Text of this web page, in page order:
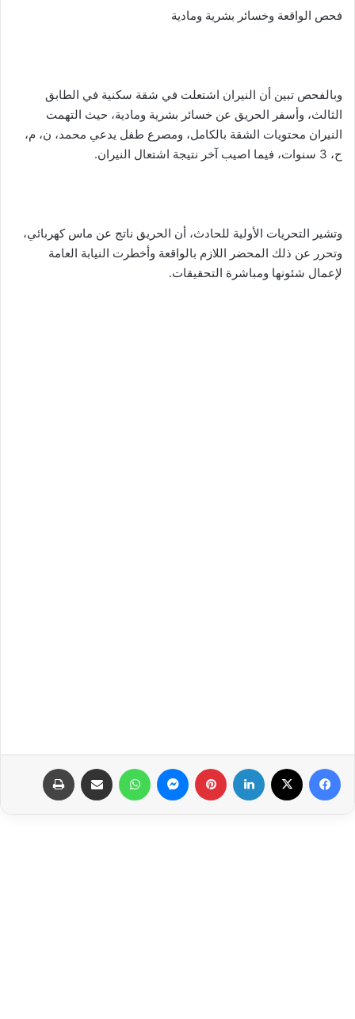
فحص الواقعة وخسائر بشرية ومادية
وبالفحص تبين أن النيران اشتعلت في شقة سكنية في الطابق
الثالث، وأسفر الحريق عن خسائر بشرية ومادية، حيث التهمت
النيران محتويات الشقة بالكامل، ومصرع طفل يدعي محمد، ن، م،
ح، 3 سنوات، فيما اصيب آخر نتيجة اشتعال النيران.
وتشير التحريات الأولية للحادث، أن الحريق ناتج عن ماس كهربائي،
وتحرر عن ذلك المحضر اللازم بالواقعة وأخطرت النيابة العامة
لإعمال شئونها ومباشرة التحقيقات.